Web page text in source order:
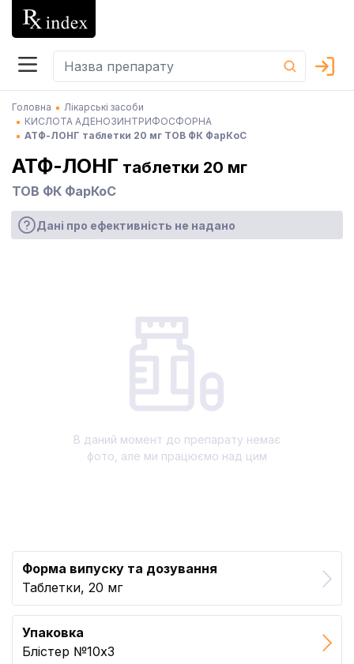
Головна
Лікарські засоби
КИСЛОТА АДЕНОЗИНТРИФОСФОРНА
АТФ-ЛОНГ таблетки 20 мг ТОВ ФК ФарКоС
АТФ-ЛОНГ таблетки 20 мг
ТОВ ФК ФарКоС
Дані про ефективність не надано
В даний момент до препарату немає
фото, але ми працюємо над цим
Форма випуску та дозування
Таблетки, 20 мг
Упаковка
Блістер №10x3